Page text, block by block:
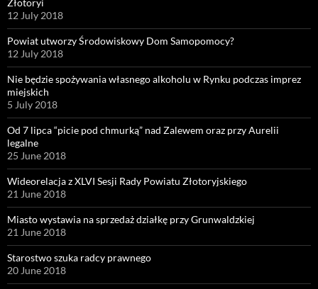
Złotoryi
12 July 2018
Powiat utworzy Środowiskowy Dom Samopomocy?
12 July 2018
Nie będzie spożywania własnego alkoholu w Rynku podczas imprez
miejskich
5 July 2018
Od 7 lipca “picie pod chmurką” nad Zalewem oraz przy Aurelii
legalne
25 June 2018
Wideorelacja z XLVI Sesji Rady Powiatu Złotoryjskiego
21 June 2018
Miasto wystawia na sprzedaż działkę przy Grunwaldzkiej
21 June 2018
Starostwo szuka radcy prawnego
20 June 2018